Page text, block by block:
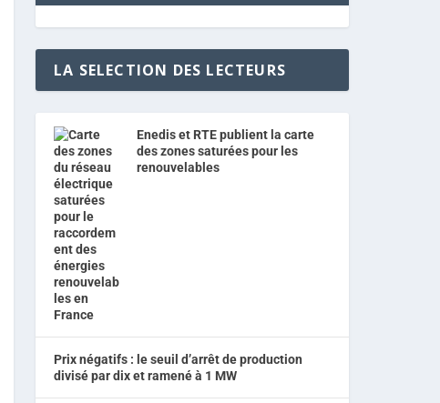
LA SELECTION DES LECTEURS
Enedis et RTE publient la carte
des zones saturées pour les
renouvelables
Prix négatifs : le seuil d’arrêt de production
divisé par dix et ramené à 1 MW